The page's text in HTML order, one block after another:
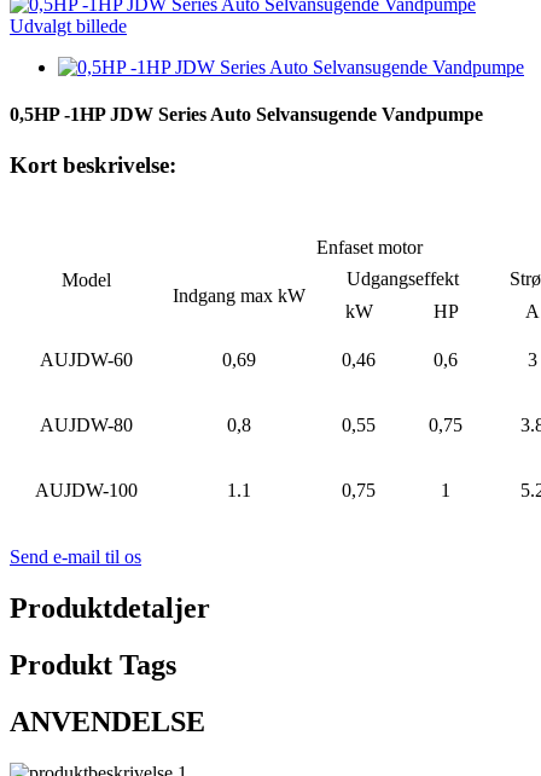
0,5HP -1HP JDW Series Auto Selvansugende Vandpumpe
Kort beskrivelse:
Model
Enfaset motor
Indgang max kW
Udgangseffekt
kW
HP A
AUJDW-60 0,69 0,46 0,6 3
AUJDW-80 0,8 0,55 0,75
AUJDW-100 1.1 0,75 1
Send e-mail til os
Produktdetaljer
Produkt Tags
ANVENDELSE